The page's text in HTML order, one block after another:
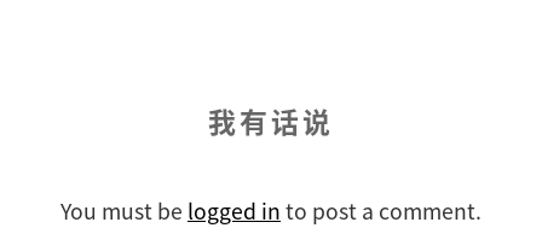
我有话说
You must be logged in to post a comment.